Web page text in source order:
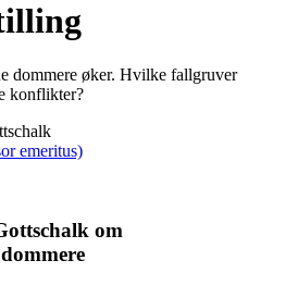
dommere øker. Hvilke fallgruver
konflikter?
emeritus)
om